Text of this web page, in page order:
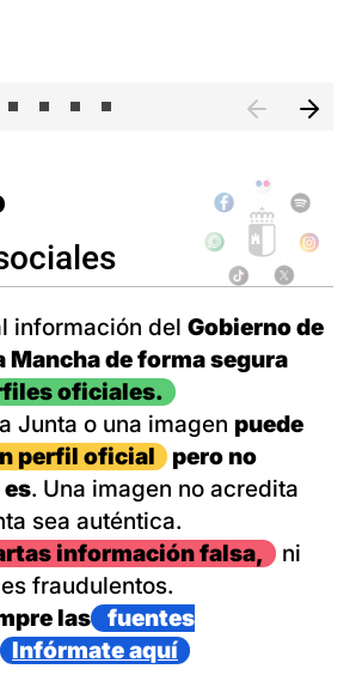
información del Gobierno de
Mancha de forma segura
oficiales.
Junta o una imagen puede
perfil oficial
pero no
. Una imagen no acredita
sea auténtica.
información falsa,
ni
fraudulentos.
las
fuentes
Infórmate aquí